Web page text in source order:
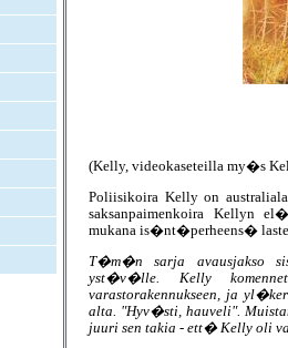
(Kelly, videokaseteilla my�s
Poliisikoira Kelly on
saksanpaimenkoira
mukana is�nt�perheens�
T�m�n sarja avausjakso
yst�v�lle. Kelly
varastorakennukseen, ja
alta. "Hyv�sti, hauveli".
juuri sen takia - ett� Kelly oli